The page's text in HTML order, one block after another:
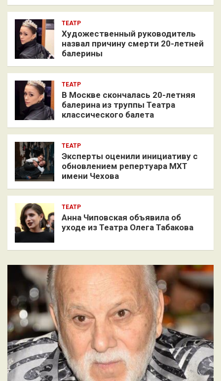
ТЕАТР
Художественный руководитель
назвал причину смерти 20-летней
балерины
ТЕАТР
В Москве скончалась 20-летняя
балерина из труппы Театра
классического балета
ТЕАТР
Эксперты оценили инициативу с
обновлением репертуара МХТ
имени Чехова
ТЕАТР
Анна Чиповская объявила об
уходе из Театра Олега Табакова